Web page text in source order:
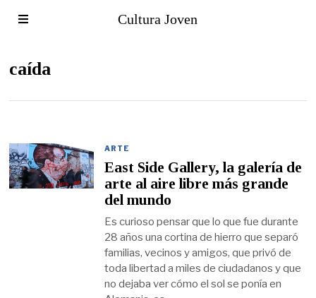
Cultura Joven
caída
ARTE
East Side Gallery, la galería de
arte al aire libre más grande
del mundo
Es curioso pensar que lo que fue durante
28 años una cortina de hierro que separó
familias, vecinos y amigos, que privó de
toda libertad a miles de ciudadanos y que
no dejaba ver cómo el sol se ponía en